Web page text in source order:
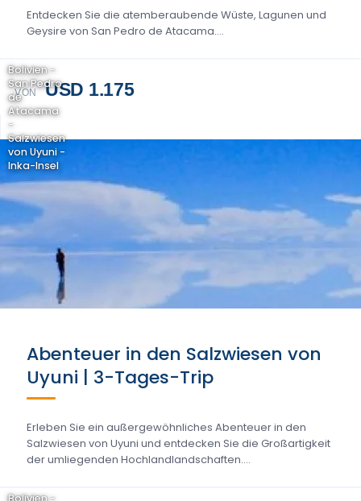
Entdecken Sie die atemberaubende Wüste, Lagunen und
Geysire von San Pedro de Atacama....
VON USD 1.175
Bolivien -
San Pedro
de
Atacama
-
Salzwiesen
von Uyuni -
Inka-Insel
Abenteuer in den Salzwiesen von
Uyuni | 3-Tages-Trip
Erleben Sie ein außergewöhnliches Abenteuer in den
Salzwiesen von Uyuni und entdecken Sie die Großartigkeit
der umliegenden Hochlandlandschaften....
Bolivien -